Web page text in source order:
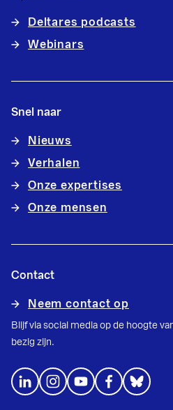
Deltares podcasts
Webinars
Snel naar
Nieuws
Verhalen
Onze expertises
Onze mensen
Contact
Neem contact op
Blijf via social media op de hoogte
bezig zijn.